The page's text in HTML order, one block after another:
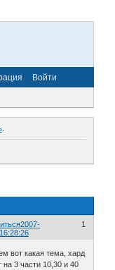
Войти
.
1
2007-
вот какая тема, хард
на 3 части 10,30 и 40